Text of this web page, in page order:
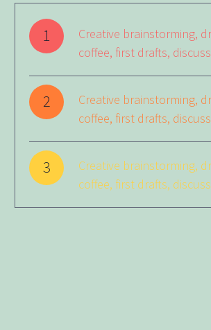
1
Creative brainstorming,
coffee, first drafts,
2
Creative brainstorming,
coffee, first drafts,
3
Creative brainstorming,
coffee, first drafts,